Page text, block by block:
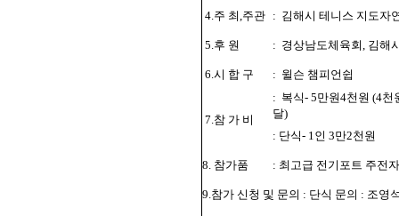
4.주 최,주관 : 김해시 테니스 지도자
5.후 원 : 경상남도체육회, 김해
6.시 합 구 : 윌슨 챔피언쉽
7.참 가 비
: 복식- 5만원4천원 (4
달)
: 단식- 1인 3만2천원
8. 참가품 : 최고급 전기포트 주전자
9.참가 신청 및 문의 : 단식 문의 : 조영